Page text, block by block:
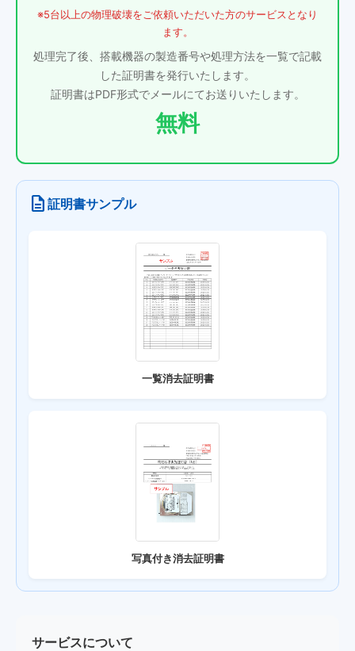
※5台以上の物理破壊をご依頼いただいた方のサービスとなり
ます。
処理完了後、搭載機器の製造番号や処理方法を一覧で記載
した証明書を発行いたします。
証明書はPDF形式でメールにてお送りいたします。
無料
description 証明書サンプル
一覧消去証明書
写真付き消去証明書
サービスについて